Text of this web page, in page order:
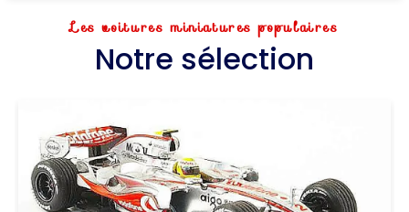
Les voitures miniatures populaires
Notre sélection